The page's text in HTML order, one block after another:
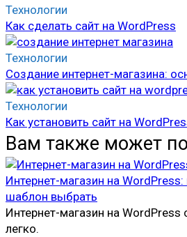
Технологии
Как сделать сайт на WordPress
Технологии
Создание интернет-магазина:
Технологии
Как установить сайт на
Вам также может
Интернет-магазин на
шаблон выбрать
Интернет-магазин на WordPress
легко.